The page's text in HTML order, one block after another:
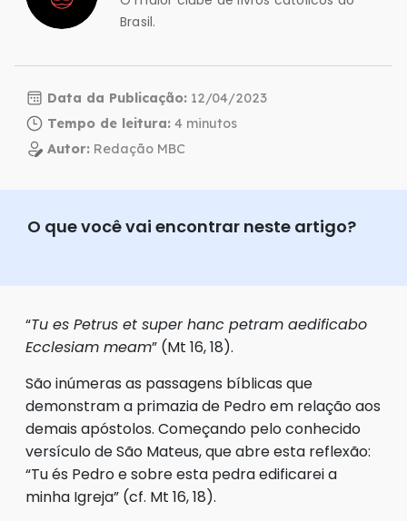
Brasil.
Data da Publicação: 12/04/2023
Tempo de leitura:
Autor: Redação MBC
O que você vai encontrar neste artigo?
“Tu es Petrus et super hanc petram aedificabo
Ecclesiam meam” (Mt 16, 18).
São inúmeras as passagens bíblicas que
demonstram a primazia de Pedro em relação aos
demais apóstolos. Começando pelo conhecido
versículo de São Mateus, que abre esta reflexão:
“Tu és Pedro e sobre esta pedra edificarei a
minha Igreja” (cf. Mt 16, 18).